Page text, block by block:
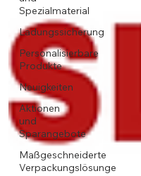
Spezialmaterial
Ladungssicherung
Personalisierbare
Produkte
Neuigkeiten
Aktionen
und
Sparangebote
Maßgeschneiderte
Verpackungslösunge